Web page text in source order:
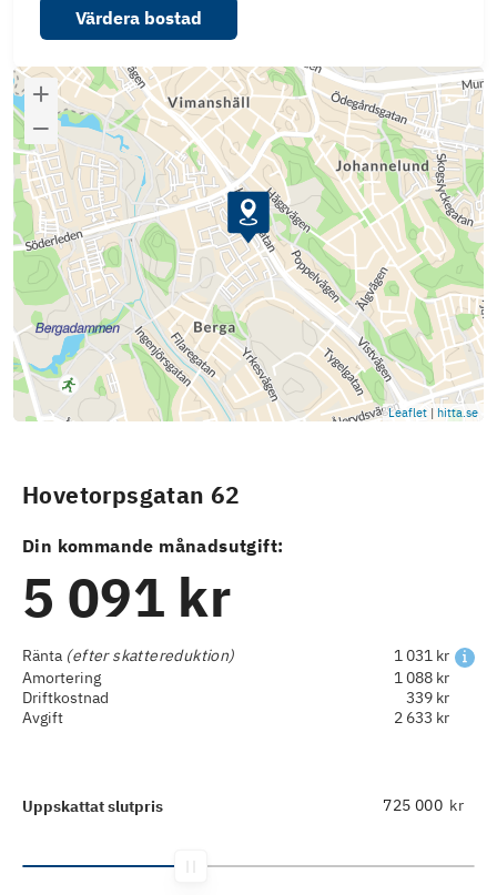
Värdera bostad
Leaflet | hitta.se
Hovetorpsgatan 62
Din kommande månadsutgift:
5 091 kr
Ränta (efter skattereduktion)
1 031 kr
Amortering
1 088 kr
Driftkostnad
339 kr
Avgift
2 633 kr
Uppskattat slutpris kr